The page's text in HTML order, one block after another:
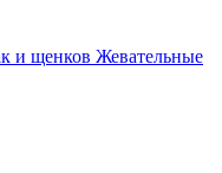
и щенков Жевательные